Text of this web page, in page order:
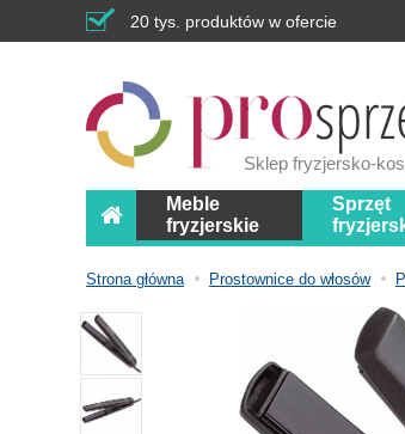
20 tys. produktów w ofercie
Sklep fryzjersko-
Meble
fryzjerskie
Sprzęt
Strona główna Prostownice do włosów